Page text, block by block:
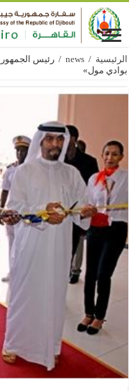
الرئيسية /
news
/ رئيس
بوادي مول»